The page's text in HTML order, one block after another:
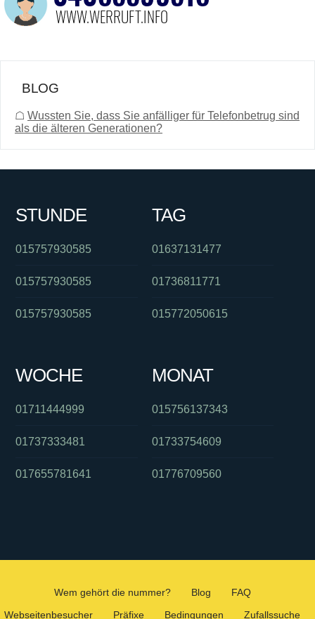
BLOG
☖ Wussten Sie, dass Sie anfälliger für Telefonbetrug sind
als die älteren Generationen?
STUNDE
015757930585
015757930585
015757930585
TAG
01637131477
01736811771
015772050615
WOCHE
01711444999
01737333481
017655781641
MONAT
015756137343
01733754609
01776709560
Wem gehört die nummer? Blog
FAQ
Webseitenbesucher
Präfixe Bedingungen Zufallssuche